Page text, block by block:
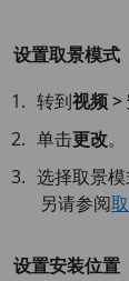
设置取景模式
转到视频 >
单击更改。
选择取景
另请参阅
设置安装位置